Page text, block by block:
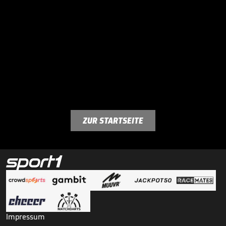
ZUR STARTSEITE
Impressum